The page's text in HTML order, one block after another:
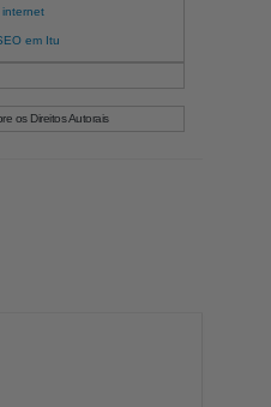
internet
em Itu
os Direitos Autorais